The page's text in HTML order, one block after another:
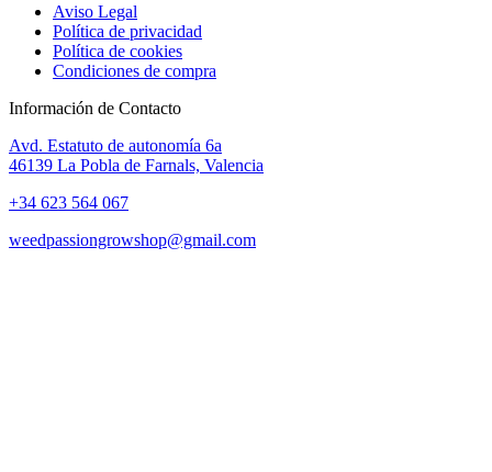
Aviso Legal
Política de privacidad
Política de cookies
Condiciones de compra
Información de Contacto
Avd. Estatuto de autonomía 6a
46139 La Pobla de Farnals, Valencia
+34 623 564 067
weedpassiongrowshop@gmail.com